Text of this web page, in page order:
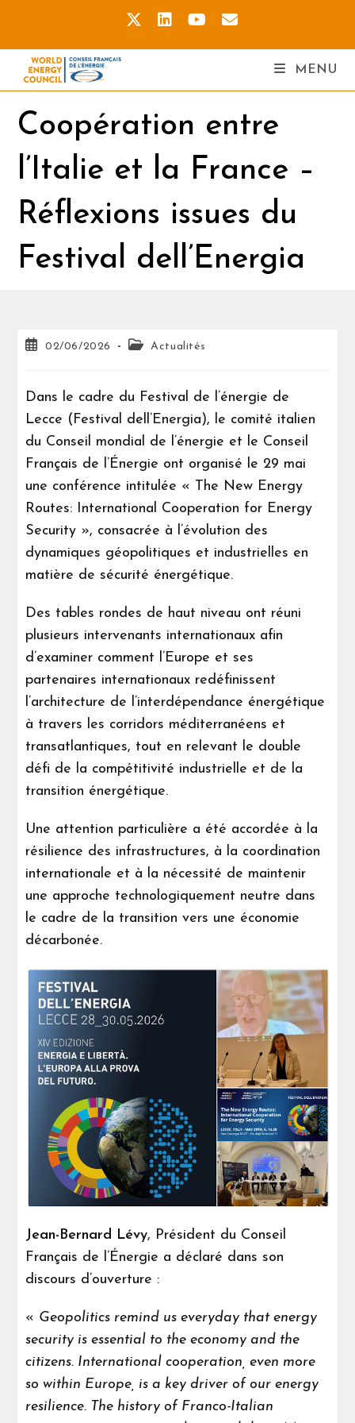
MENU
Coopération entre
l’Italie et la France –
Réflexions issues du
Festival dell’Energia
02/06/2026 Actualités
Dans le cadre du Festival de l’énergie de
Lecce (Festival dell’Energia), le comité italien
du Conseil mondial de l’énergie et le Conseil
Français de l’Énergie ont organisé le 29 mai
une conférence intitulée « The New Energy
Routes: International Cooperation for Energy
Security », consacrée à l’évolution des
dynamiques géopolitiques et industrielles en
matière de sécurité énergétique.
Des tables rondes de haut niveau ont réuni
plusieurs intervenants internationaux afin
d’examiner comment l’Europe et ses
partenaires internationaux redéfinissent
l’architecture de l’interdépendance énergétique
à travers les corridors méditerranéens et
transatlantiques, tout en relevant le double
défi de la compétitivité industrielle et de la
transition énergétique.
Une attention particulière a été accordée à la
résilience des infrastructures, à la coordination
internationale et à la nécessité de maintenir
une approche technologiquement neutre dans
le cadre de la transition vers une économie
décarbonée.
Jean-Bernard Lévy, Président du Conseil
Français de l’Énergie a déclaré dans son
discours d’ouverture :
« Geopolitics remind us everyday that energy
security is essential to the economy and the
citizens. International cooperation, even more
so within Europe, is a key driver of our energy
resilience. The history of Franco-Italian